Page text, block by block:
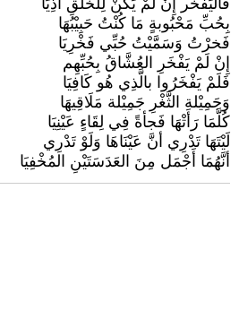
فَاليَفْخر إِنْ لَمْ يَكُنْ لِلْخَلْقِ آذِيَا
بِحُبِّ مَحْبُوبةٍ مَا كُنْتُ حَبِيْبُهَا
فَخرْتُ وَسَمَّيْتُ حُبِّي فَخْرِيَا
إِنْ لَمْ يَفْخَرِ العُشَّاقُ بِحُبِّهِم
فَلَمْ يَفْخَرُوا بالَّذِي هُو كَافِيَا
وَجَمِيْلة الثَّغْرِ جَمِيْلة مَلَاقِيهَا
كُلَّمَا رَأَتْهَا فَجأةً فِي لِقَاءٍ عَيْنِيَا
لَيْتَهَا تَدْرِي أنَّ عَيْنَاهَا وَلَوْ تَدْرِي
أنَّهُمَا أَجْمَل مِنَ العَدَسَتَيْنِ المُخْفِيَا